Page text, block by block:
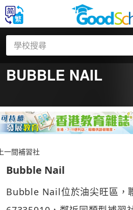
BUBBLE NAIL
一間補習社
Bubble Nail
Bubble Nail位於油尖旺區，